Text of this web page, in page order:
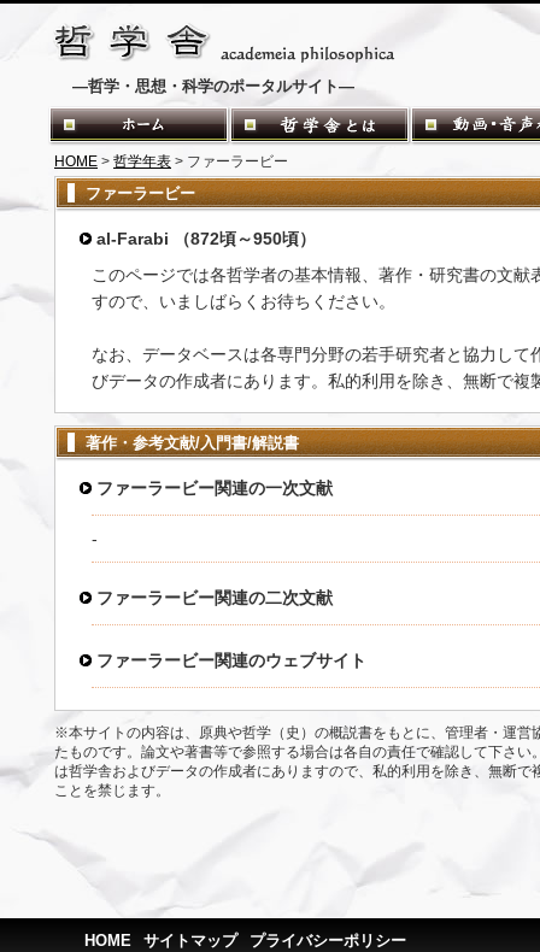
―哲学・思想・科学のポータルサイト―
HOME > 哲学年表 > ファーラービー
ファーラービー
al-Farabi （872頃～950頃）
このページでは各哲学者の基本情報、著作・研究書の文
すので、いましばらくお待ちください。
なお、データベースは各専門分野の若手研究者と協力し
びデータの作成者にあります。私的利用を除き、無断で複
著作・参考文献/入門書/解説書
ファーラービー関連の一次文献
-
ファーラービー関連の二次文献
ファーラービー関連のウェブサイト
※本サイトの内容は、原典や哲学（史）の概説書をもとに、管理者・運営
たものです。論文や著書等で参照する場合は各自の責任で確認して下さい
は哲学舎およびデータの作成者にありますので、私的利用を除き、無断で
ことを禁じます。
HOME サイトマップ プライバシーポリシー